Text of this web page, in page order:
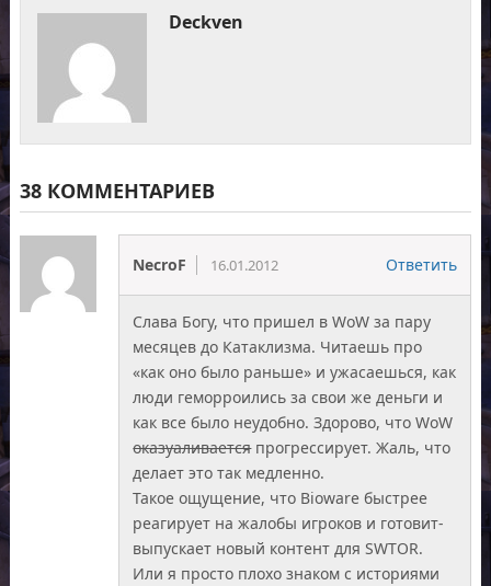
Deckven
38 КОММЕНТАРИЕВ
NecroF 16.01.2012 Ответить
Слава Богу, что пришел в WoW за пару
месяцев до Катаклизма. Читаешь про
«как оно было раньше» и ужасаешься, как
люди геморроились за свои же деньги и
как все было неудобно. Здорово, что WoW
оказуаливаетсяпрогрессирует. Жаль, что
делает это так медленно.
Такое ощущение, что Bioware быстрее
реагирует на жалобы игроков и готовит-
выпускает новый контент для SWTOR.
Или я просто плохо знаком с историями